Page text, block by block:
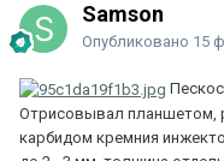
Samson
Опубликовано 15
Отрисовывал планшетом,
карбидом кремния